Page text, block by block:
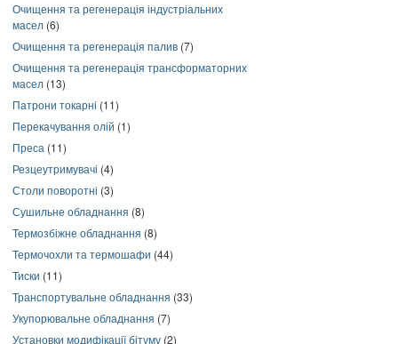
Очищення та регенерація індустріальних
масел (6)
Очищення та регенерація палив (7)
Очищення та регенерація трансформаторних
масел (13)
Патрони токарні (11)
Перекачування олій (1)
Преса (11)
Резцеутримувачі (4)
Столи поворотні (3)
Сушильне обладнання (8)
Термозбіжне обладнання (8)
Термочохли та термошафи (44)
Тиски (11)
Транспортувальне обладнання (33)
Укупорювальне обладнання (7)
Установки модифікації бітуму (2)